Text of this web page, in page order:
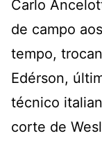
Carlo
de campo
tempo,
Edérson,
técnico
corte de